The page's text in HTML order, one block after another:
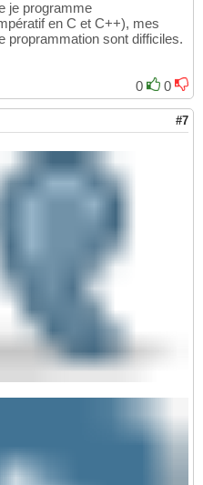
je programme
en C et C++), mes
proprammation sont difficiles.
0
0
#7